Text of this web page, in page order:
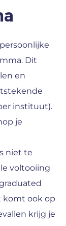
Dit
en
instituut).
je
niet te
voltooiing
komt ook op
krijg je